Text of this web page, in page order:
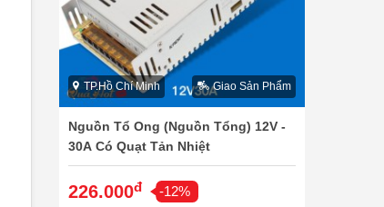
TP.Hồ Chí Minh Giao Sản Phẩm
Nguồn Tổ Ong (Nguồn Tổng) 12V -
30A Có Quạt Tản Nhiệt
226.000đ
-12%